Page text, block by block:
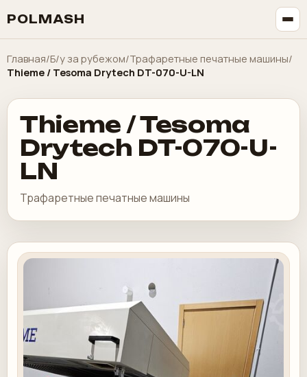
POLMASH
Главная/Б/у за рубежом/Трафаретные печатные машины/
Thieme / Tesoma Drytech DT-070-U-LN
Thieme / Tesoma
Drytech DT-070-U-
LN
Трафаретные печатные машины